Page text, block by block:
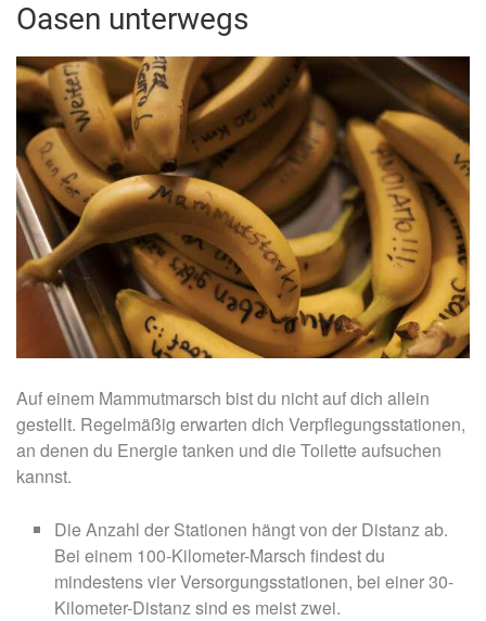
Oasen unterwegs
Auf einem Mammutmarsch bist du nicht auf dich allein
gestellt. Regelmäßig erwarten dich Verpflegungsstationen,
an denen du Energie tanken und die Toilette aufsuchen
kannst.
Die Anzahl der Stationen hängt von der Distanz ab.
Bei einem 100-Kilometer-Marsch findest du
mindestens vier Versorgungsstationen, bei einer 30-
Kilometer-Distanz sind es meist zwei.